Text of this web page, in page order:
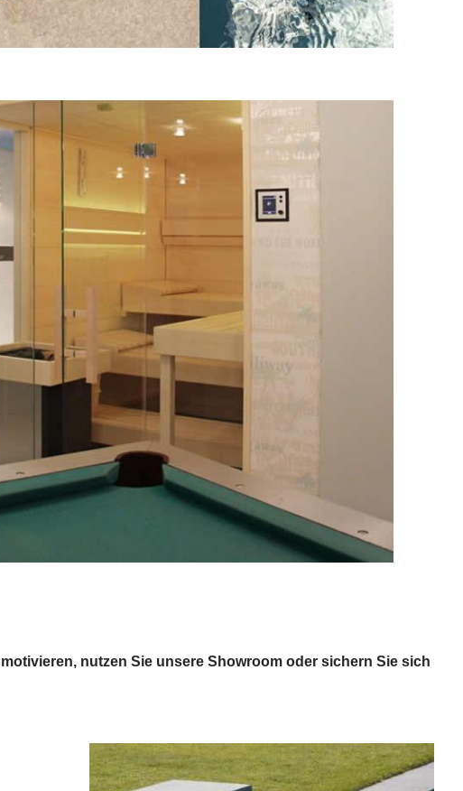
nutzen Sie unsere Showroom oder sichern Sie sich